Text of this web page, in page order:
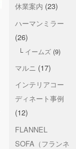
休業案内 (23)
ハーマンミラー
(26)
イームズ(9)
マルニ (17)
インテリアコー
ディネート事例
(12)
FLANNEL
SOFA（フランネ